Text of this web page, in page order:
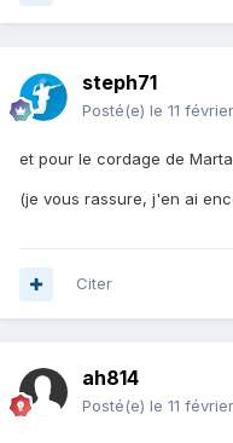
steph71
Posté(e) le 11
et pour le cordage de Marta
(je vous rassure, j'en ai
Citer
ah814
Posté(e) le 11